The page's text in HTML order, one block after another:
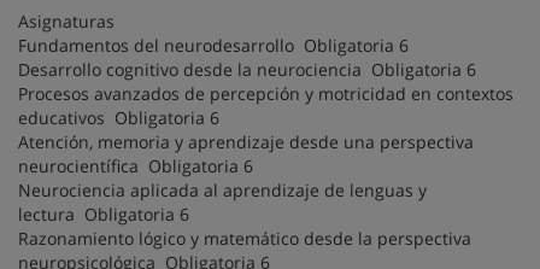
Asignaturas
Fundamentos del neurodesarrollo Obligatoria 6
Desarrollo cognitivo desde la neurociencia Obligatoria 6
Procesos avanzados de percepción y motricidad en contextos
educativos Obligatoria 6
Atención, memoria y aprendizaje desde una perspectiva
neurocientífica Obligatoria 6
Neurociencia aplicada al aprendizaje de lenguas y
lectura Obligatoria 6
Razonamiento lógico y matemático desde la perspectiva
neuropsicológica Obligatoria 6